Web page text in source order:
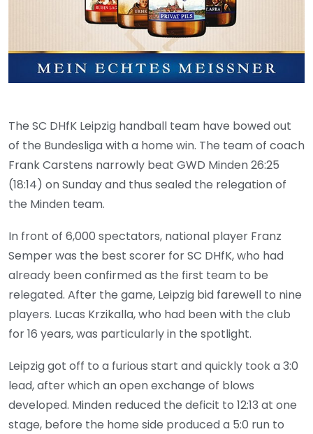
The SC DHfK Leipzig handball team have bowed out
of the Bundesliga with a home win. The team of coach
Frank Carstens narrowly beat GWD Minden 26:25
(18:14) on Sunday and thus sealed the relegation of
the Minden team.
In front of 6,000 spectators, national player Franz
Semper was the best scorer for SC DHfK, who had
already been confirmed as the first team to be
relegated. After the game, Leipzig bid farewell to nine
players. Lucas Krzikalla, who had been with the club
for 16 years, was particularly in the spotlight.
Leipzig got off to a furious start and quickly took a 3:0
lead, after which an open exchange of blows
developed. Minden reduced the deficit to 12:13 at one
stage, before the home side produced a 5:0 run to